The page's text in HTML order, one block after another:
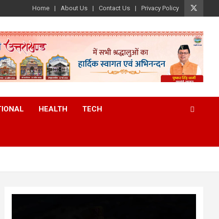
Home About Us Contact Us Privacy Policy
HEALTH TECH